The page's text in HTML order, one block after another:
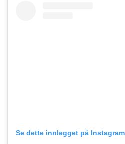
Se dette innlegget på Instagram